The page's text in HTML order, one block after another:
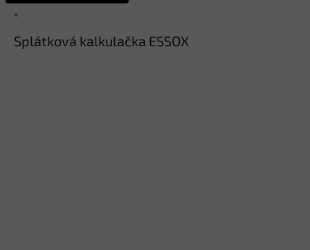
×
Splátková kalkulačka ESSOX